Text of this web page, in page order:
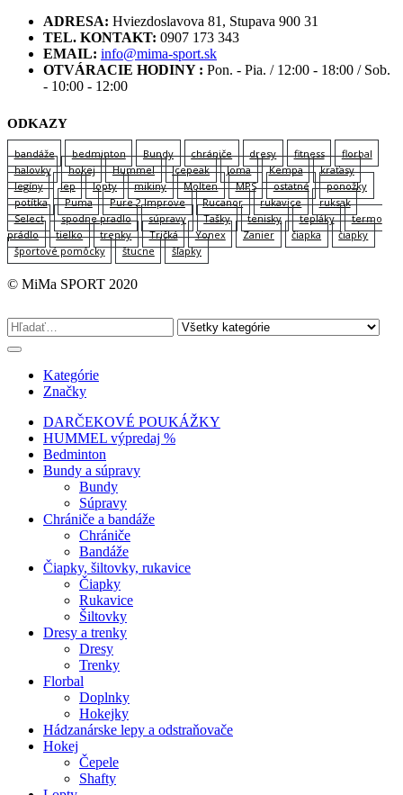
ADRESA: Hviezdoslavova 81, Stupava 900 31
TEL. KONTAKT: 0907 173 343
EMAIL: info@mima-sport.sk
OTVÁRACIE HODINY : Pon. - Pia. / 12:00 - 18:00 / Sob.
- 10:00 - 12:00
ODKAZY
bandáže bedminton Bundy chrániče dresy fitness
florbal
halovky
hokej Hummel Icepeak Joma Kempa
kraťasy
legíny
lep lopty mikiny Molten MPS ostatné
ponožky
potítka
Puma Pure 2 Improve Rucanor rukavice
ruksak
Select
spodne pradlo súpravy Tašky tenisky tepláky
termo
prádlo
tielko trenky Tričká Yonex Zanier čiapka
čiapky
športové pomôcky
štucne šľapky
© MiMa SPORT 2020
Kategórie
Značky
DARČEKOVÉ POUKÁŽKY
HUMMEL výpredaj %
Bedminton
Bundy a súpravy
Bundy
Súpravy
Chrániče a bandáže
Chrániče
Bandáže
Čiapky, šiltovky, rukavice
Čiapky
Rukavice
Šiltovky
Dresy a trenky
Dresy
Trenky
Florbal
Doplnky
Hokejky
Hádzanárske lepy a odstraňovače
Hokej
Čepele
Shafty